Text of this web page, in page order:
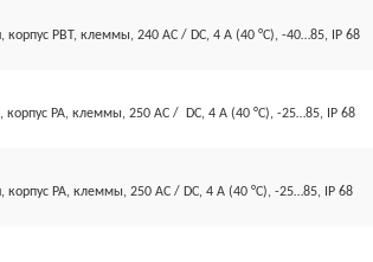
корпус PBT, клеммы, 240 AC / DC, 4 А (40 °С), -40…85, IP 68
корпус PA, клеммы, 250 AC / DC, 4 А (40 °С), -25…85, IP 68
корпус PA, клеммы, 250 AC / DC, 4 А (40 °С), -25…85, IP 68